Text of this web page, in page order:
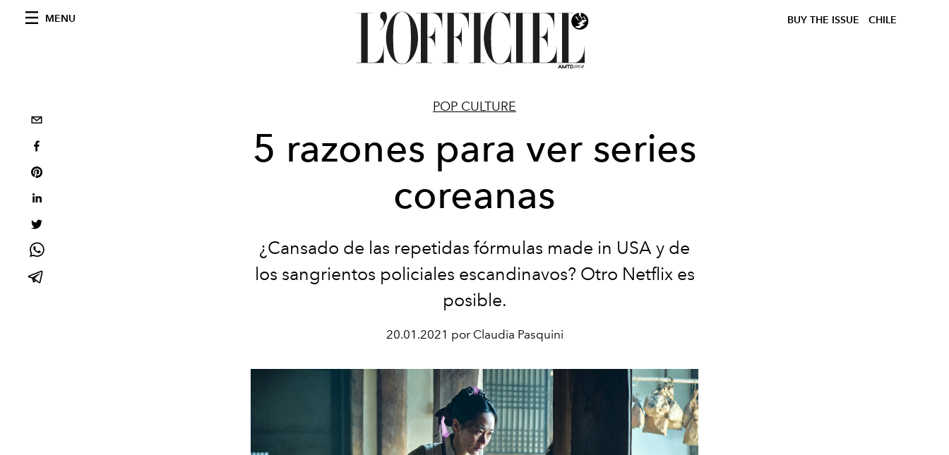
MENU BUY THE ISSUE CHILE
POP CULTURE
5 razones para ver series
coreanas
¿Cansado de las repetidas fórmulas made in USA y de
los sangrientos policiales escandinavos? Otro Netflix es
posible.
20.01.2021 por Claudia Pasquini